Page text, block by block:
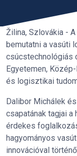
Žilina, Szlovákia -
bemutatni a vasúti
csúcstechnológiás
Egyetemen,
és logisztikai
Dalibor Michálek
csapatának tagjai
érdekes
hagyományos
innovációval